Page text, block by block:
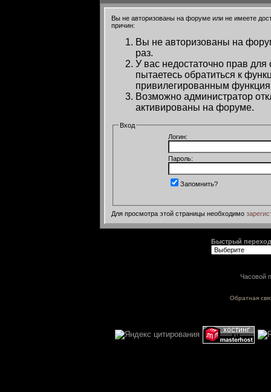
Вы не авторизованы на форуме или не имеете
причин:
Вы не авторизованы на
раз.
У вас недостаточно прав
пытаетесь обратиться к
привилегированным
Возможно администратор
активированы на форуме.
Вход
Логин:
Пароль:
Запомнить?
Для просмотра этой страницы необходимо
Быстрый переход
Часовой
Обратная